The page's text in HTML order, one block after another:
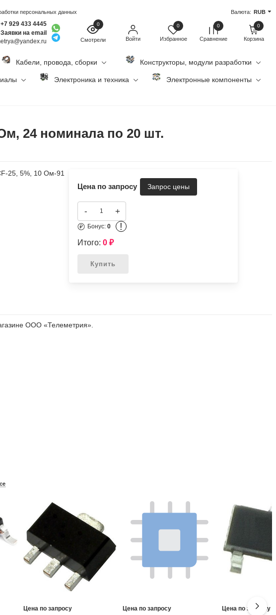
персональных данных Валюта: RUB
+7 929 433 4445
на email
0
Смотрели Войти
0
Избранное
0
Сравнение
0
Корзина
Кабели, провода, сборки Конструкторы, модули разработки
Электроника и техника Электронные компоненты
24 номинала по 20 шт.
25, 5%, 10 Ом-91
Цена по запросу
- +
Бонус: 0 !
Итого: 0 ₽
Купить
ООО «Телеметрия».
Цена по запросу
Цена по запросу
Цена по запросу